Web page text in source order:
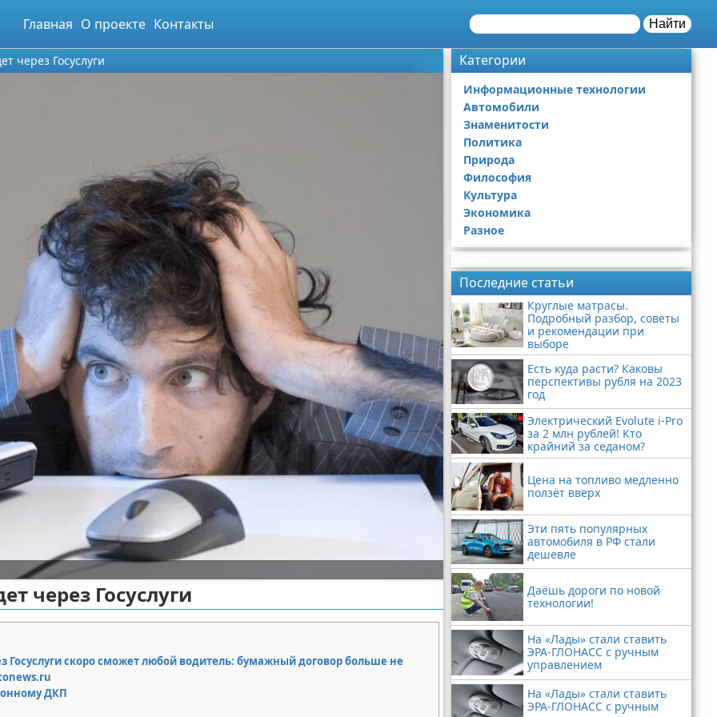
Главная О проекте Контакты Найти
через Госуслуги
через Госуслуги
Госуслуги скоро сможет любой водитель: бумажный договор больше не
ДКП
Категории
Информационные технологии
Автомобили
Знаменитости
Политика
Природа
Философия
Культура
Экономика
Разное
Последние статьи
Круглые матрасы.
Подробный разбор, советы
и рекомендации при
выборе
Есть куда расти? Каковы
перспективы рубля на 2023
год
Электрический Evolute i-Pro
за 2 млн рублей! Кто
крайний за седаном?
Цена на топливо медленно
ползёт вверх
Эти пять популярных
автомобиля в РФ стали
дешевле
Даёшь дороги по новой
технологии!
На «Лады» стали ставить
ЭРА-ГЛОНАСС с ручным
управлением
На «Лады» стали ставить
ЭРА-ГЛОНАСС с ручным